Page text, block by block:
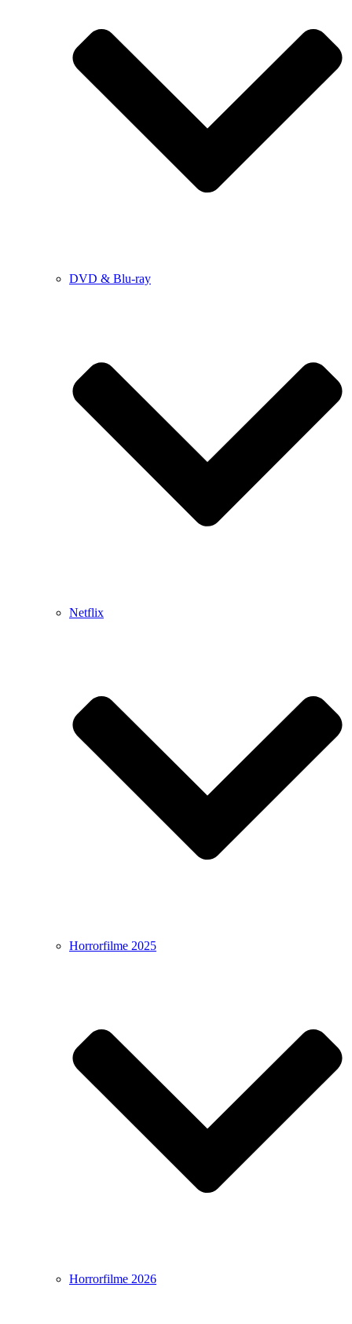
DVD & Blu-ray
Netflix
Horrorfilme 2025
Horrorfilme 2026